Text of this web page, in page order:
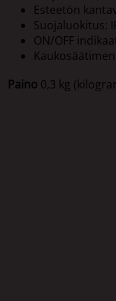
Esteetön
Suojaluokitus:
ON/OFF
Paino 0,3 kg